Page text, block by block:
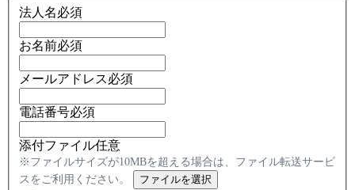
法人名必須
お名前必須
メールアドレス必須
電話番号必須
添付ファイル任意
※ファイルサイズが10MBを超える場合は、ファイル転送サービ
スをご利用ください。
ファイルを選択